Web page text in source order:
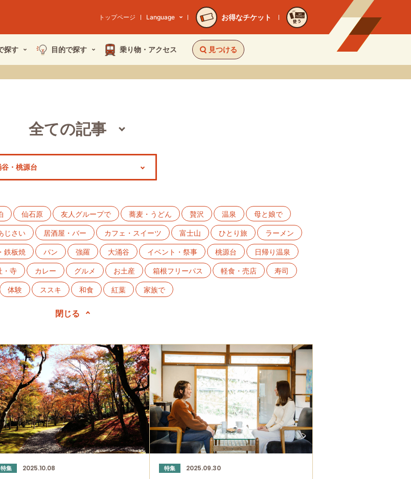
トップページ Language お得なチケット
使う
探す 目的で探す 乗り物・ アクセス 見つける
全ての記事
スポット
モデルコース
イベント
仙石原 友人グループで 蕎麦・うどん 贅沢 温泉 母と娘で
じさい 居酒屋・バー カフェ・スイーツ 富士山 ひとり旅 ラーメン
鉄板焼 パン 強羅 大涌谷 イベント・祭事 桃源台 日帰り温泉
・寺 カレー グルメ お土産 箱根フリーパス 軽食・売店 寿司
体験 ススキ 和食 紅葉 家族で
特集 2025.10.08 特集 2025.09.30